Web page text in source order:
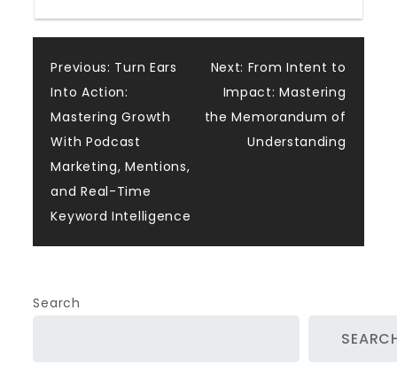
Post
navigation
Previous: Turn Ears
Into Action:
Mastering Growth
With Podcast
Marketing, Mentions,
and Real-Time
Keyword Intelligence
Next: From Intent to
Impact: Mastering
the Memorandum of
Understanding
Search